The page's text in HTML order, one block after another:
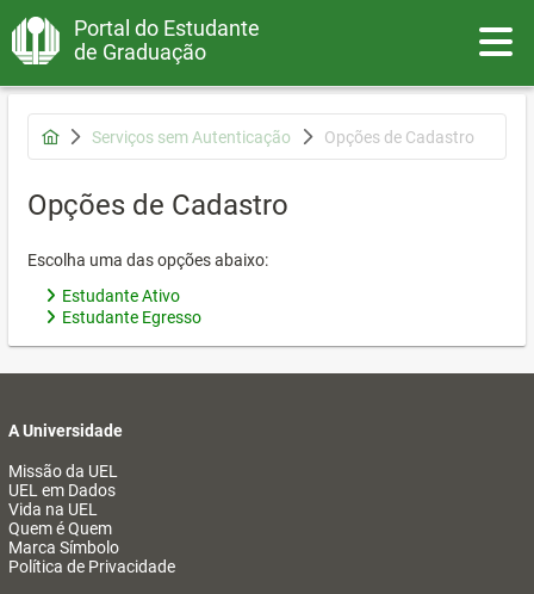
Portal do Estudante
de Graduação
Serviços sem Autenticação Opções de Cadastro
Opções de Cadastro
Escolha uma das opções abaixo:
Estudante Ativo
Estudante Egresso
A Universidade
Missão da UEL
UEL em Dados
Vida na UEL
Quem é Quem
Marca Símbolo
Política de Privacidade